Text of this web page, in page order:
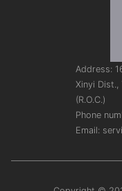
Address:
Xinyi Dist.,
(R.O.C.)
Phone
Email: